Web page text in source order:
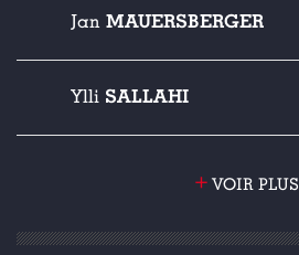
Jan MAUERSBERGER
Ylli SALLAHI
+ VOIR PLUS